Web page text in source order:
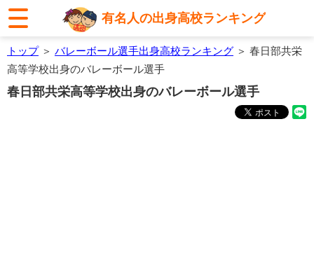
有名人の出身高校ランキング
トップ＞ バレーボール選手出身高校ランキング ＞ 春日部共栄
高等学校出身のバレーボール選手
春日部共栄高等学校出身のバレーボール選手